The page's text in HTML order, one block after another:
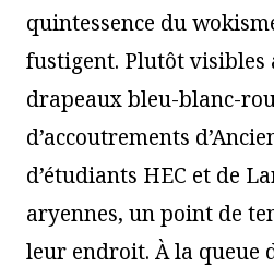
quintessence du
fustigent. Plutôt visibles
drapeaux bleu-blanc-
d’accoutrements
d’étudiants HEC et de
aryennes, un point de
leur endroit. À la queue